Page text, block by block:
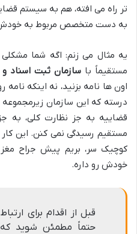
تر راه می افته، هم به سیستم
به دست متخصص مربوط به
یه مثال می زنم: اگه شما مشکلی
مستقیماً با سازمان ثبت اسناد و
اون ها نامه بزنید، نه اینکه نامه
درسته که این سازمان
قضاییه به جز نظارت کلی، به
مستقیم رسیدگی نمی کنن. این
کوچیک سر، بریم پیش جراح
خودش رو داره.
قبل از اقدام برای
حتماً مطمئن شوید